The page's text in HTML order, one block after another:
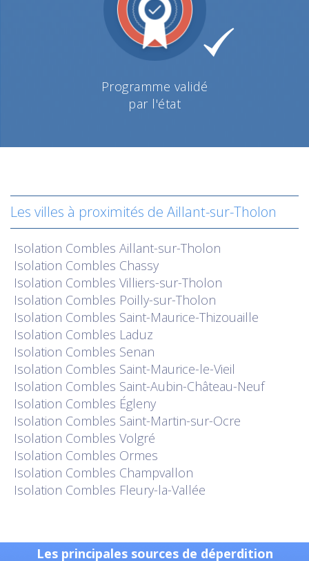
Programme validé
par l'état
Les villes à proximités de Aillant-sur-Tholon
Isolation Combles Aillant-sur-Tholon
Isolation Combles Chassy
Isolation Combles Villiers-sur-Tholon
Isolation Combles Poilly-sur-Tholon
Isolation Combles Saint-Maurice-Thizouaille
Isolation Combles Laduz
Isolation Combles Senan
Isolation Combles Saint-Maurice-le-Vieil
Isolation Combles Saint-Aubin-Château-Neuf
Isolation Combles Égleny
Isolation Combles Saint-Martin-sur-Ocre
Isolation Combles Volgré
Isolation Combles Ormes
Isolation Combles Champvallon
Isolation Combles Fleury-la-Vallée
Les principales sources de déperdition